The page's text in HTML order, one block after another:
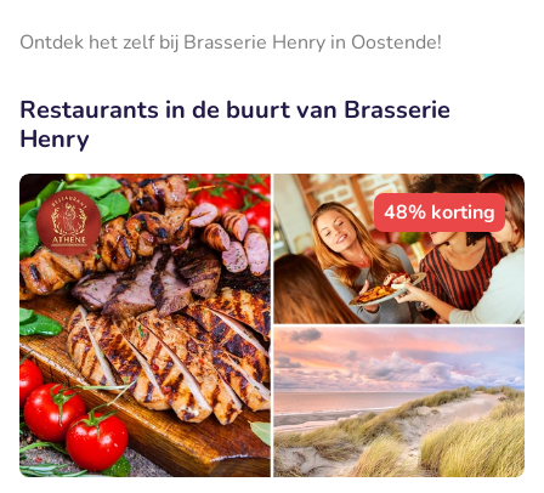
Ontdek het zelf bij Brasserie Henry in Oostende!
Restaurants in de buurt van Brasserie
Henry
48% korting